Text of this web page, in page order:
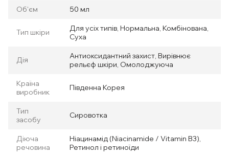
Об'єм
50 мл
Тип шкіри
Для усіх типів, Нормальна, Комбінована,
Суха
Дія
Антиоксидантний захист, Вирівнює
рельєф шкіри, Омолоджуюча
Країна
виробник
Південна Корея
Тип
засобу
Сировотка
Діюча
речовина
Ніацинамід (Niacinamide / Vitamin B3),
Ретинол і ретиноїди